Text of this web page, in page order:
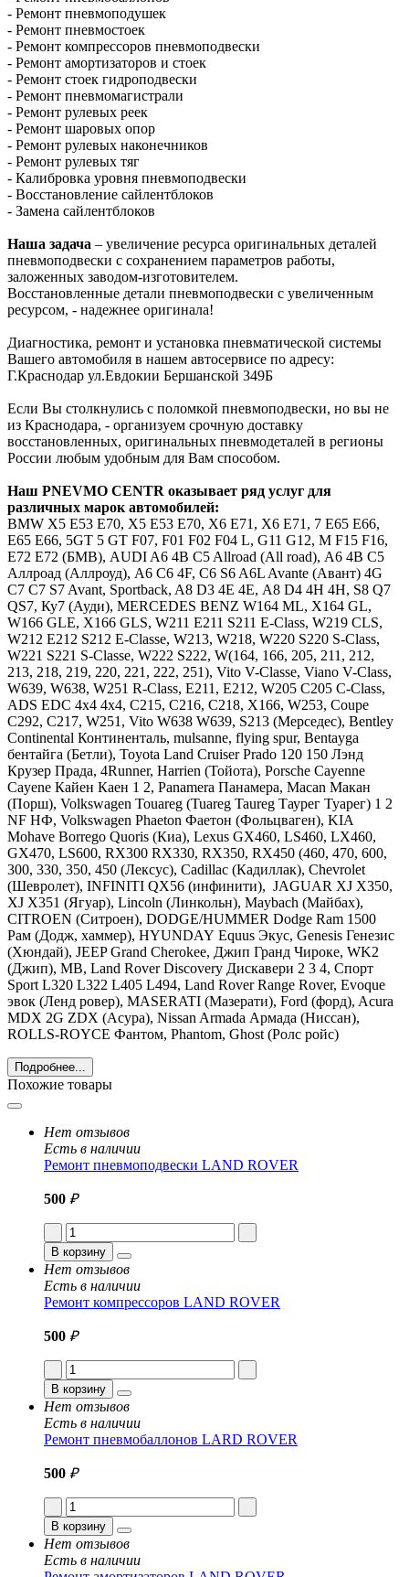
- Ремонт пневмоподушек
- Ремонт пневмостоек
- Ремонт компрессоров пневмоподвески
- Ремонт амортизаторов и стоек
- Ремонт стоек гидроподвески
- Ремонт пневмомагистрали
- Ремонт рулевых реек
- Ремонт шаровых опор
- Ремонт рулевых наконечников
- Ремонт рулевых тяг
- Калибровка уровня пневмоподвески
- Восстановление сайлентблоков
- Замена сайлентблоков
Наша задача – увеличение ресурса оригинальных деталей
пневмоподвески с сохранением параметров работы,
заложенных заводом-изготовителем.
Восстановленные детали пневмоподвески с увеличенным
ресурсом, - надежнее оригинала!
Диагностика, ремонт и установка пневматической системы
Вашего автомобиля в нашем автосервисе по адресу:
Г.Краснодар ул.Евдокии Бершанской 349Б
Если Вы столкнулись с поломкой пневмоподвески, но вы не
из Краснодара, - организуем срочную доставку
восстановленных, оригинальных пневмодеталей в регионы
России любым удобным для Вам способом.
Наш PNEVMO CENTR оказывает ряд услуг для
различных марок автомобилей:
BMW Х5 E53 E70, X5 Е53 Е70, Х6 E71, X6 Е71, 7 E65 E66,
Е65 Е66, 5GT 5 GT F07, F01 F02 F04 L, G11 G12, M F15 F16,
E72 Е72 (БМВ), AUDI A6 4B C5 Allroad (All road), А6 4В С5
Аллроад (Аллроуд), A6 C6 4F, С6 S6 A6L Avante (Авант) 4G
C7 С7 S7 Avant, Sportback, A8 D3 4E 4Е, А8 D4 4H 4Н, S8 Q7
QS7, Ку7 (Ауди), MERCEDES BENZ W164 ML, X164 GL,
W166 GLE, X166 GLS, W211 E211 S211 E-Class, W219 CLS,
W212 E212 S212 E-Classe, W213, W218, W220 S220 S-Class,
W221 S221 S-Classe, W222 S222, W(164, 166, 205, 211, 212,
213, 218, 219, 220, 221, 222, 251), Vito V-Classe, Viano V-Class,
W639, W638, W251 R-Class, Е211, Е212, W205 C205 C-Class,
ADS EDC 4x4 4х4, C215, C216, C218, X166, W253, Coupe
C292, C217, W251, Vito W638 W639, S213 (Мерседес), Bentley
Continental Континенталь, mulsanne, flying spur, Bentayga
бентайга (Бетли), Toyota Land Cruiser Prado 120 150 Лэнд
Крузер Прада, 4Runner, Harrien (Тойота), Porsche Cayenne
Cayene Кайен Каен 1 2, Panamera Панамера, Macan Макан
(Порш), Volkswagen Touareg (Tuareg Taureg Таурег Туарег) 1 2
NF НФ, Volkswagen Phaeton Фаетон (Фольцваген), KIA
Mohave Borrego Quoris (Киа), Lexus GX460, LS460, LX460,
GX470, LS600, RX300 RX330, RX350, RX450 (460, 470, 600,
300, 330, 350, 450 (Лексус), Cadillac (Кадиллак), Сhevrolet
(Шевролет), INFINITI QX56 (инфинити), JAGUAR XJ X350,
XJ X351 (Ягуар), Lincoln (Линкольн), Maybach (Майбах),
CITROEN (Ситроен), DODGE/HUMMER Dodge Ram 1500
Рам (Додж, хаммер), HYUNDAY Equus Экус, Genesis Генезис
(Хюндай), JEEP Grand Cherokee, Джип Гранд Чироке, WK2
(Джип), MB, Land Rover Discovery Дискавери 2 3 4, Спорт
Sport L320 L322 L405 L494, Land Rover Range Rover, Evoque
эвок (Ленд ровер), MASERATI (Мазерати), Ford (форд), Acura
MDX 2G ZDX (Асура), Nissan Armada Армада (Ниссан),
ROLLS-ROYCE Фантом, Phantom, Ghost (Ролс ройс)
Подробнее...
Похожие товары
Нет отзывов
Есть в наличии
Ремонт пневмоподвески LAND ROVER
500 ₽
В корзину
Нет отзывов
Есть в наличии
Ремонт компрессоров LAND ROVER
500 ₽
В корзину
Нет отзывов
Есть в наличии
Ремонт пневмобаллонов LARD ROVER
500 ₽
В корзину
Нет отзывов
Есть в наличии